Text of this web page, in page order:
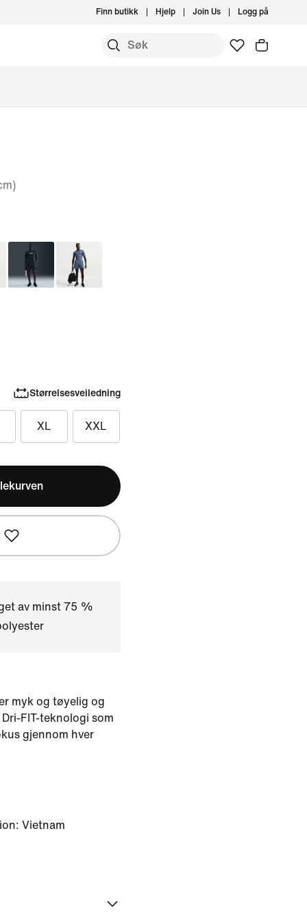
Finn butikk Hjelp Join Us Logg på
Størrelsesveiledning
XL XXL
av minst 75 %
myk og tøyelig og
FIT-teknologi som
gjennom hver
Vietnam